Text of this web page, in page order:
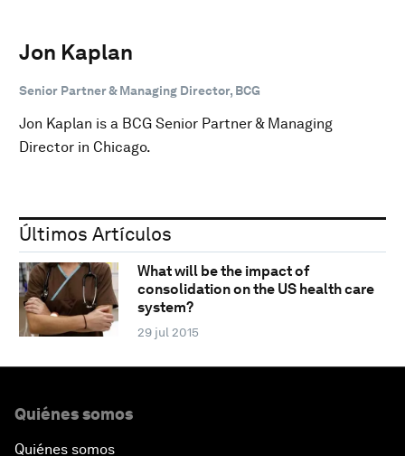
Jon Kaplan
Senior Partner & Managing Director, BCG
Jon Kaplan is a BCG Senior Partner & Managing
Director in Chicago.
Últimos Artículos
What will be the impact of
consolidation on the US health care
system?
29 jul 2015
Quiénes somos
Quiénes somos